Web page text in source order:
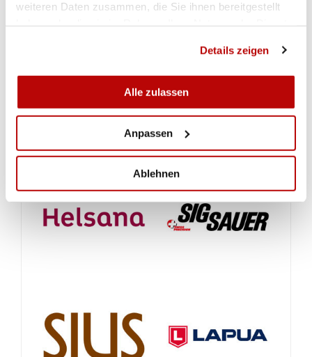
weiteren Daten zusammen, die Sie ihnen bereitgestellt
Details zeigen
Alle zulassen
Anpassen
Ablehnen
Richterreglement